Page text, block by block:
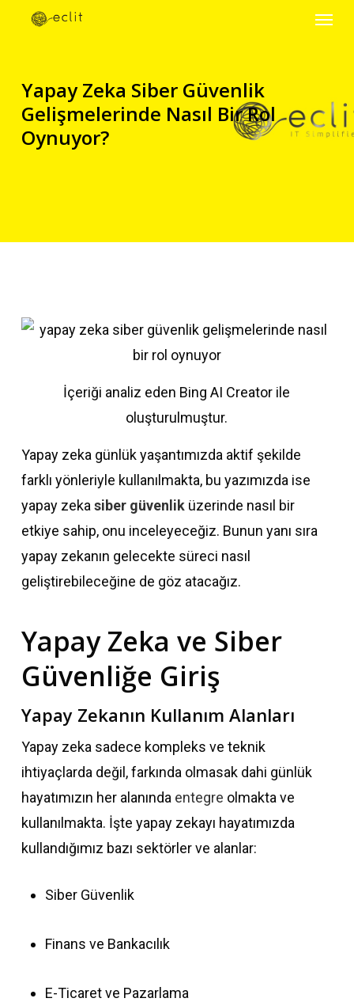
content
Yapay Zeka Siber Güvenlik
Gelişmelerinde Nasıl Bir Rol
Oynuyor?
İçeriği analiz eden Bing AI Creator ile
oluşturulmuştur.
Yapay zeka günlük yaşantımızda aktif şekilde
farklı yönleriyle kullanılmakta, bu yazımızda ise
yapay zeka siber güvenliküzerinde nasıl bir
etkiye sahip, onu inceleyeceğiz. Bunun yanı sıra
yapay zekanın gelecekte süreci nasıl
geliştirebileceğine de göz atacağız.
Yapay Zeka ve Siber
Güvenliğe Giriş
Yapay Zekanın Kullanım Alanları
Yapay zeka sadece kompleks ve teknik
ihtiyaçlarda değil, farkında olmasak dahi günlük
hayatımızın her alanında entegre olmakta ve
kullanılmakta. İşte yapay zekayı hayatımızda
kullandığımız bazı sektörler ve alanlar:
Siber Güvenlik
Finans ve Bankacılık
E-Ticaret ve Pazarlama